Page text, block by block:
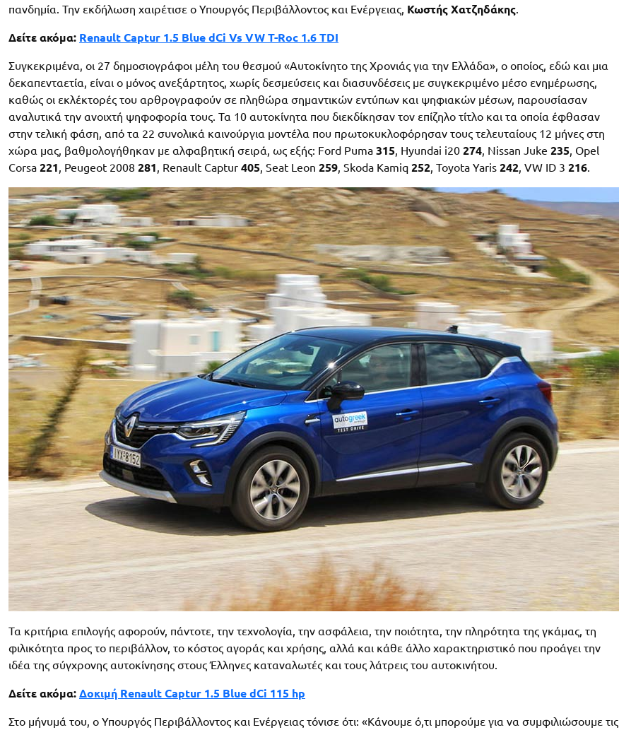
πανδημία. Την εκδήλωση χαιρέτισε ο Υπουργός Περιβάλλοντος και Eνέργειας, Κωστής Χατζηδάκης.
Δείτε ακόμα: Renault Captur 1.5 Blue dCi Vs VW T-Roc 1.6 TDI
Συγκεκριμένα, οι 27 δημοσιογράφοι μέλη του θεσμού «Αυτοκίνητο της Χρονιάς για την Ελλάδα», ο οποίος, εδώ και μια
δεκαπενταετία, είναι ο μόνος ανεξάρτητος, χωρίς δεσμεύσεις και διασυνδέσεις με συγκεκριμένο μέσο ενημέρωσης,
καθώς οι εκλέκτορές του αρθρογραφούν σε πληθώρα σημαντικών εντύπων και ψηφιακών μέσων, παρουσίασαν
αναλυτικά την ανοιχτή ψηφοφορία τους. Τα 10 αυτοκίνητα που διεκδίκησαν τον επίζηλο τίτλο και τα οποία έφθασαν
στην τελική φάση, από τα 22 συνολικά καινούργια μοντέλα που πρωτοκυκλοφόρησαν τους τελευταίους 12 μήνες στη
χώρα μας, βαθμολογήθηκαν με αλφαβητική σειρά, ως εξής: Ford Puma 315, Hyundai i20 274, Nissan Juke 235, Opel
Corsa 221, Peugeot 2008 281, Renault Captur 405, Seat Leon 259, Skoda Kamiq 252, Toyota Yaris 242, VW ID 3 216.
Τα κριτήρια επιλογής αφορούν, πάντοτε, την τεχνολογία, την ασφάλεια, την ποιότητα, την πληρότητα της γκάμας, τη
φιλικότητα προς το περιβάλλον, το κόστος αγοράς και χρήσης, αλλά και κάθε άλλο χαρακτηριστικό που προάγει την
ιδέα της σύγχρονης αυτοκίνησης στους Έλληνες καταναλωτές και τους λάτρεις του αυτοκινήτου.
Δείτε ακόμα: Δοκιμή Renault Captur 1.5 Blue dCi 115 hp
Στο μήνυμά του, ο Υπουργός Περιβάλλοντος και Ενέργειας τόνισε ότι: «Κάνουμε ό,τι μπορούμε για να συμφιλιώσουμε τις